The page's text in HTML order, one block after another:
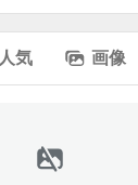
人気 画像